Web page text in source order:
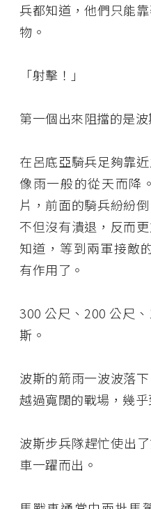
兵都知道，他們只能
物。
「射擊！」
第一個出來阻擋的是波
在呂底亞騎兵足夠靠
像雨一般的從天而降
片，前面的騎兵紛紛
不但沒有潰退，反而
知道，等到兩軍接敵
有作用了。
300 公尺、200 公尺
斯。
波斯的箭雨一波波落
越過寬闊的戰場，幾乎
波斯步兵隊趕忙使出
車一躍而出。